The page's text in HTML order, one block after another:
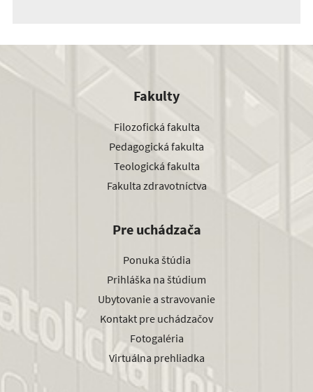
Fakulty
Filozofická fakulta
Pedagogická fakulta
Teologická fakulta
Fakulta zdravotníctva
Pre uchádzača
Ponuka štúdia
Prihláška na štúdium
Ubytovanie a stravovanie
Kontakt pre uchádzačov
Fotogaléria
Virtuálna prehliadka